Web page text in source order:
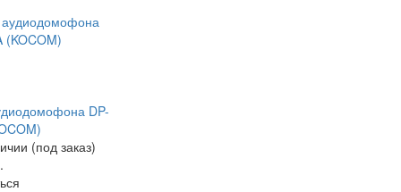
DP-
(под заказ)